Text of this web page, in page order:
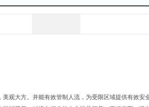
观大方。并能有效管制人流，为受限区域提供有效安